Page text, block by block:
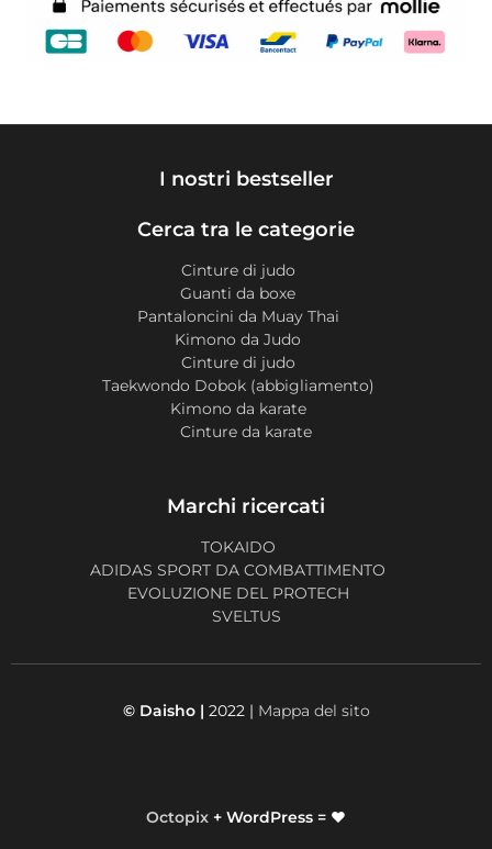
I nostri bestseller
Cerca tra le categorie
Cinture di judo
Guanti da boxe
Pantaloncini da Muay Thai
Kimono da Judo
Cinture di judo
Taekwondo Dobok (abbigliamento)
Kimono da karate
Cinture da karate
Marchi ricercati
TOKAIDO
ADIDAS SPORT DA COMBATTIMENTO
EVOLUZIONE DEL PROTECH
SVELTUS
© Daisho | 2022 | Mappa del sito
Octopix + WordPress = ❤